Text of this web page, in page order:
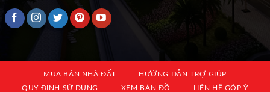
MUA BÁN NHÀ ĐẤT
HƯỚNG DẪN TRỢ GIÚP
QUY ĐỊNH SỬ DỤNG
XEM BẢN ĐỒ LIÊN HỆ GÓP Ý